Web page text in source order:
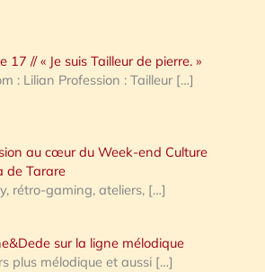
17 // « Je suis Tailleur de pierre. »
: Lilian Profession : Tailleur […]
au cœur du Week-end Culture
de Tarare
rétro-gaming, ateliers, […]
sur la ligne mélodique
plus mélodique et aussi […]